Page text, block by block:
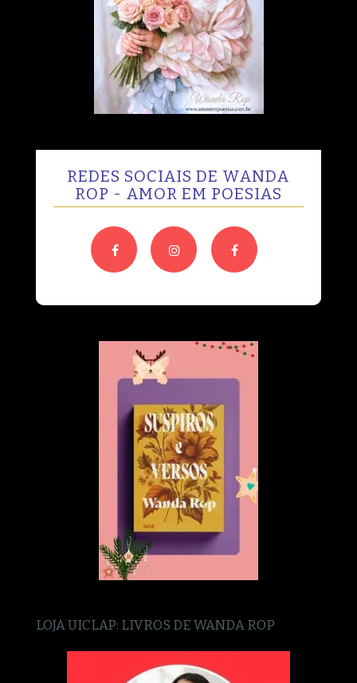
REDES SOCIAIS DE WANDA
ROP - AMOR EM POESIAS
LOJA UICLAP: LIVROS DE WANDA ROP